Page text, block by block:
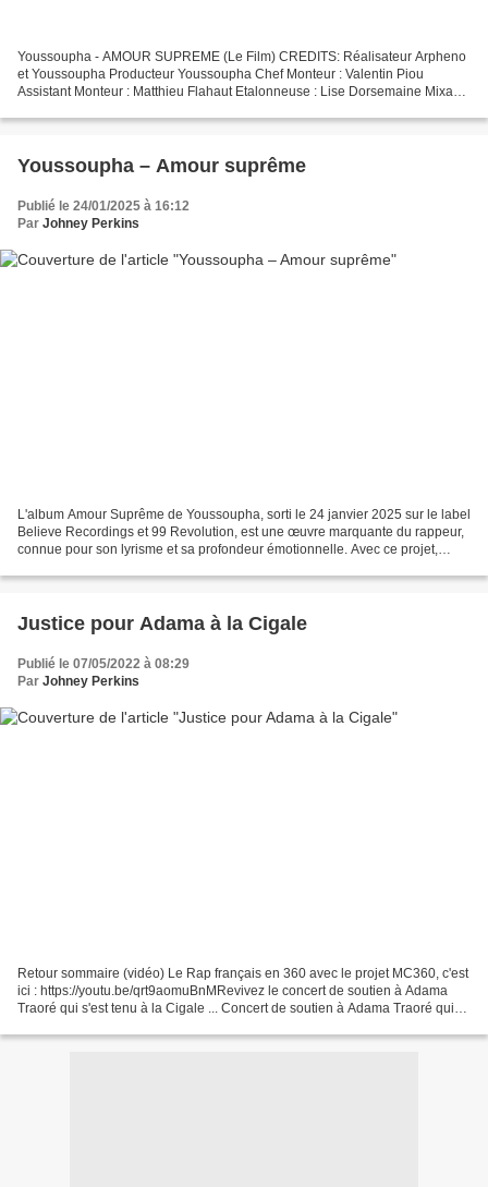
Youssoupha - AMOUR SUPREME (Le Film) CREDITS: Réalisateur Arpheno
et Youssoupha Producteur Youssoupha Chef Monteur : Valentin Piou
Assistant Monteur : Matthieu Flahaut Etalonneuse : Lise Dorsemaine Mixage
Youssoupha – Amour suprême
Publié le 24/01/2025 à 16:12
Par Johney Perkins
L'album Amour Suprême de Youssoupha, sorti le 24 janvier 2025 sur le label
Believe Recordings et 99 Revolution, est une œuvre marquante du rappeur,
connue pour son lyrisme et sa profondeur émotionnelle. Avec ce projet,
Justice pour Adama à la Cigale
Publié le 07/05/2022 à 08:29
Par Johney Perkins
Retour sommaire (vidéo) Le Rap français en 360 avec le projet MC360, c'est
ici : https://youtu.be/qrt9aomuBnMRevivez le concert de soutien à Adama
Traoré qui s'est tenu à la Cigale ... Concert de soutien à Adama Traoré qui